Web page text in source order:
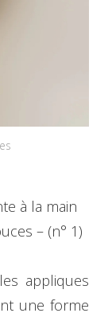
à la main
– (n° 1)
appliques
une forme